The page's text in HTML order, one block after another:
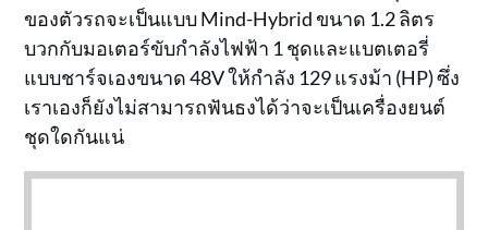
ของตัวรถจะเป็นแบบ Mind-Hybrid ขนาด 1.2 ลิตร
บวกกับมอเตอร์ขับกำลังไฟฟ้า 1 ชุดและแบตเตอรี่
แบบชาร์จเองขนาด 48V ให้กำลัง 129 แรงม้า (HP) ซึ่ง
เราเองก็ยังไม่สามารถฟันธงได้ว่าจะเป็นเครื่องยนต์
ชุดใดกันแน่